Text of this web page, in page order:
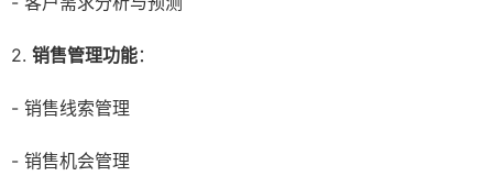
2. 销售管理功能：
- 销售线索管理
- 销售机会管理